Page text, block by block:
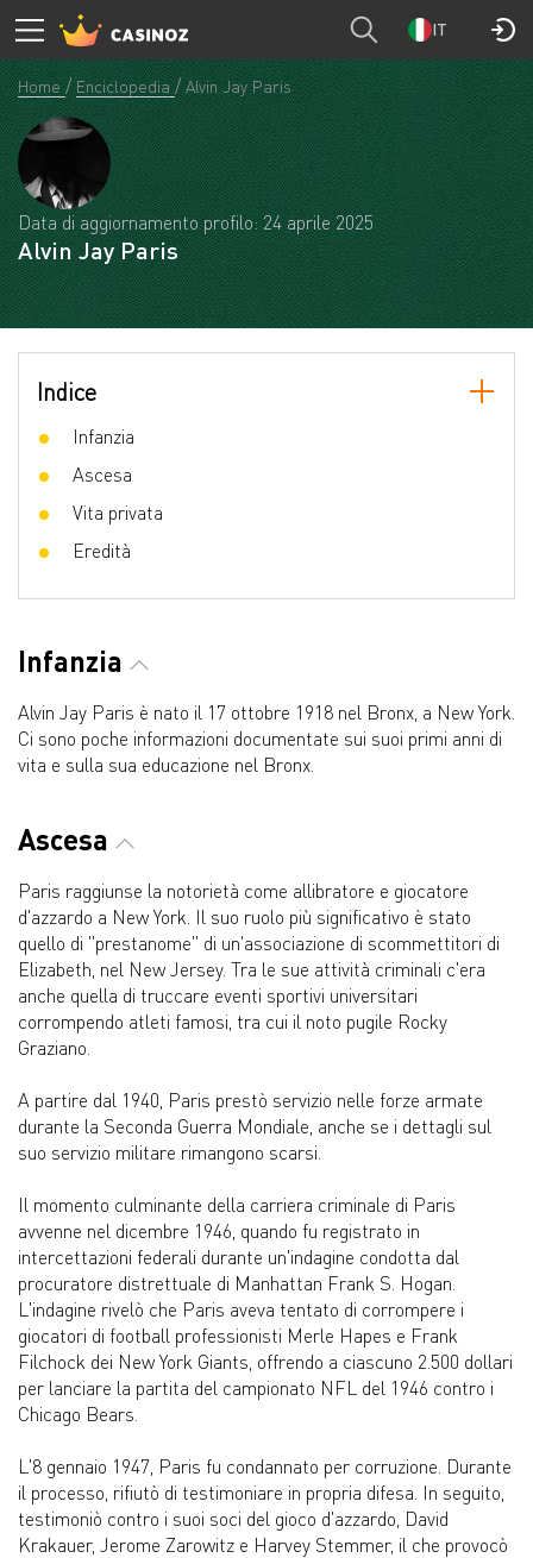
IT
Home Enciclopedia Alvin Jay Paris
Data di aggiornamento profilo: 24 aprile 2025
Alvin Jay Paris
Indice
Infanzia
Ascesa
Vita privata
Eredità
Infanzia
Alvin Jay Paris è nato il 17 ottobre 1918 nel Bronx, a New York.
Ci sono poche informazioni documentate sui suoi primi anni di
vita e sulla sua educazione nel Bronx.
Ascesa
Paris raggiunse la notorietà come allibratore e giocatore
d'azzardo a New York. Il suo ruolo più significativo è stato
quello di "prestanome" di un'associazione di scommettitori di
Elizabeth, nel New Jersey. Tra le sue attività criminali c'era
anche quella di truccare eventi sportivi universitari
corrompendo atleti famosi, tra cui il noto pugile Rocky
Graziano.
A partire dal 1940, Paris prestò servizio nelle forze armate
durante la Seconda Guerra Mondiale, anche se i dettagli sul
suo servizio militare rimangono scarsi.
Il momento culminante della carriera criminale di Paris
avvenne nel dicembre 1946, quando fu registrato in
intercettazioni federali durante un'indagine condotta dal
procuratore distrettuale di Manhattan Frank S. Hogan.
L'indagine rivelò che Paris aveva tentato di corrompere i
giocatori di football professionisti Merle Hapes e Frank
Filchock dei New York Giants, offrendo a ciascuno 2.500 dollari
per lanciare la partita del campionato NFL del 1946 contro i
Chicago Bears.
L'8 gennaio 1947, Paris fu condannato per corruzione. Durante
il processo, rifiutò di testimoniare in propria difesa. In seguito,
testimoniò contro i suoi soci del gioco d'azzardo, David
Krakauer, Jerome Zarowitz e Harvey Stemmer, il che provocò